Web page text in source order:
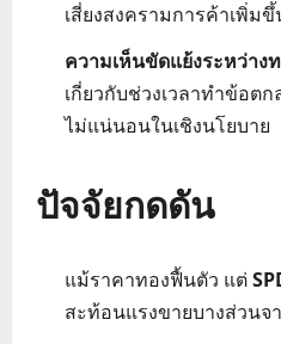
เสี่ยงสงครามการค้าเพิ่ม
ความเห็นขัดแย้งระหว่าง
เกี่ยวกับช่วงเวลาทำข้อต
ไม่แน่นอนในเชิงนโยบาย
ปัจจัยกดดัน
แม้ราคาทองฟื้นตัว แต่
สะท้อนแรงขายบางส่วน